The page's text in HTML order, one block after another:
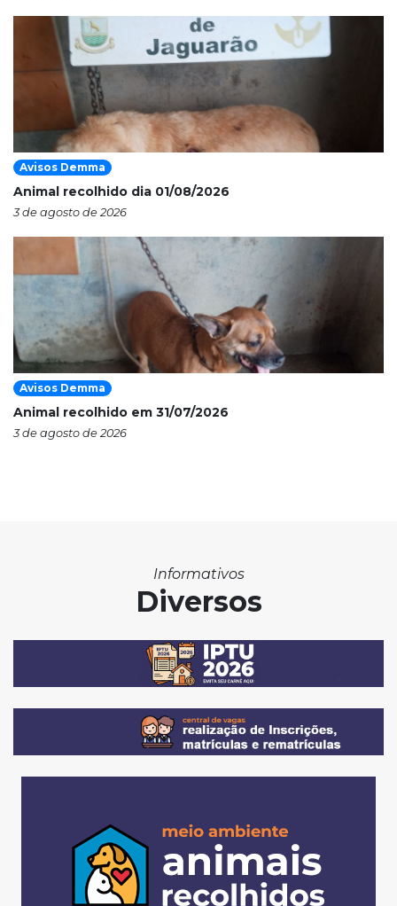
Avisos Demma
Animal recolhido dia 01/08/2026
3 de agosto de 2026
Avisos Demma
Animal recolhido em 31/07/2026
3 de agosto de 2026
Informativos
Diversos